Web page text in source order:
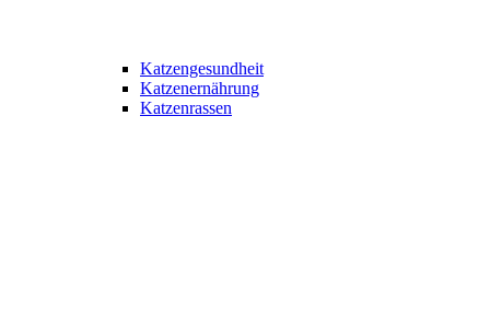
Katzengesundheit
Katzenernährung
Katzenrassen